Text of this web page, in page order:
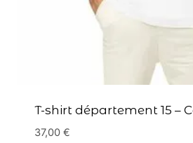
T-shirt département 15 –
37,00 €